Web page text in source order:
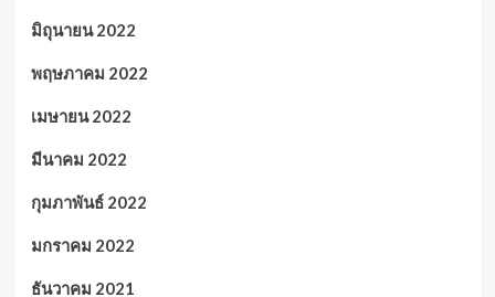
มิถุนายน 2022
พฤษภาคม 2022
เมษายน 2022
มีนาคม 2022
กุมภาพันธ์ 2022
มกราคม 2022
ธันวาคม 2021